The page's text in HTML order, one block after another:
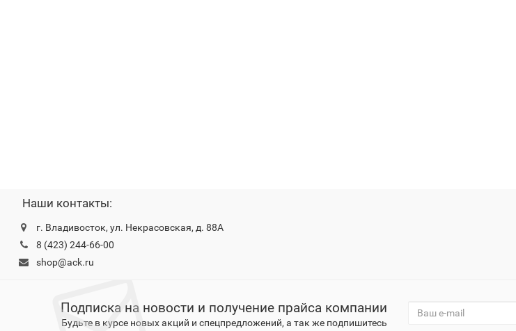
Наши контакты:
г. Владивосток, ул. Некрасовская, д. 88А
8 (423) 244-66-00
shop@ack.ru
Подписка на новости и получение прайса компании
Будьте в курсе новых акций и спецпредложений, а так же подпишитесь